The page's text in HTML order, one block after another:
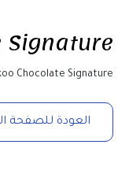
Signature
Chocolate Signature
العودة للصفحة